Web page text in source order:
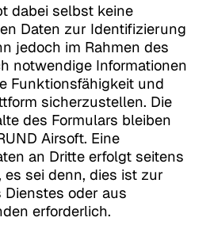
dabei selbst keine
Daten zur Identifizierung
jedoch im Rahmen des
notwendige Informationen
Funktionsfähigkeit und
sicherzustellen. Die
des Formulars bleiben
Airsoft. Eine
an Dritte erfolgt seitens
es sei denn, dies ist zur
oder aus
erforderlich.